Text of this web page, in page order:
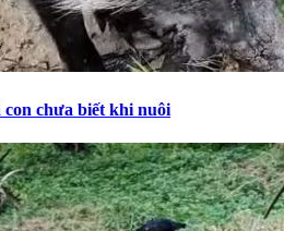
chưa biết khi nuôi